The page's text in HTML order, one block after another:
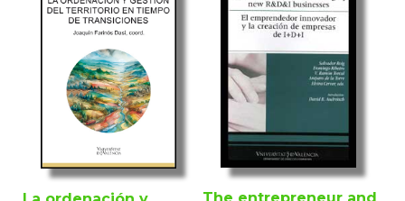
The entrepreneur and